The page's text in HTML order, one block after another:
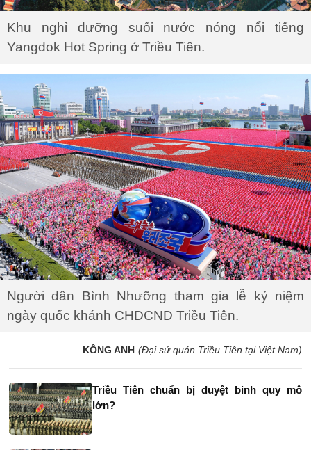
Khu nghỉ dưỡng suối nước nóng nổi tiếng
Yangdok Hot Spring ở Triều Tiên.
Người dân Bình Nhưỡng tham gia lễ kỷ niệm
ngày quốc khánh CHDCND Triều Tiên.
KÔNG ANH (Đại sứ quán Triều Tiên tại Việt Nam)
Triều Tiên chuẩn bị duyệt binh quy mô
lớn?